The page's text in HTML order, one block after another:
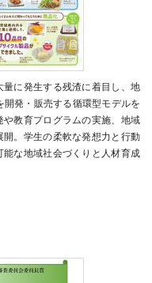
に発生する残渣に着目し、地
発・販売する循環型モデルを
教育プログラムの実施、地域
。学生の柔軟な発想力と行動
な地域社会づくりと人材育成